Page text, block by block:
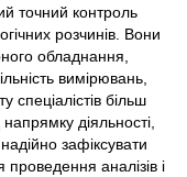
точний контроль
розчинів. Вони
обладнання,
вимірювань,
спеціалістів більш
діяльності,
зафіксувати
аналізів і